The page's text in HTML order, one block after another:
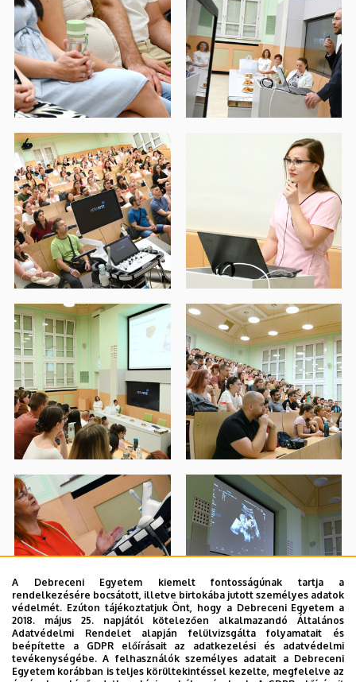
A Debreceni Egyetem kiemelt fontosságúnak tartja a
rendelkezésére bocsátott, illetve birtokába jutott személyes adatok
védelmét. Ezúton tájékoztatjuk Önt, hogy a Debreceni Egyetem a
2018. május 25. napjától kötelezően alkalmazandó Általános
Adatvédelmi Rendelet alapján felülvizsgálta folyamatait és
beépítette a GDPR előírásait az adatkezelési és adatvédelmi
tevékenységébe. A felhasználók személyes adatait a Debreceni
Egyetem korábban is teljes körültekintéssel kezelte, megfelelve az